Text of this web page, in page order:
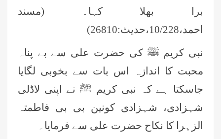
برا بھلا کہا۔ (مسند
احمد،10/228،حديث:26810)
نبی کریم ﷺ کی حضرت علی سے بے پناہ
محبت کا اندازہ اس بات سے بخوبی لگایا
جاسکتا ہے کہ نبی کریم ﷺ نے اپنی لاڈلی
شہزادی، شہزادی کونین بی بی فاطمتہ
الزہرا کا نکاح حضرت علی سے فرمایا۔